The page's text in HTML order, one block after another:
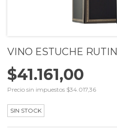
VINO ESTUCHE
$41.161,00
Precio sin impuestos $34.017,36
SIN STOCK